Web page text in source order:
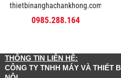
thietbinanghachankhong.com
0985.288.164
THÔNG TIN LIÊN HỆ:
CÔNG TY TNHH MÁY VÀ THIẾT